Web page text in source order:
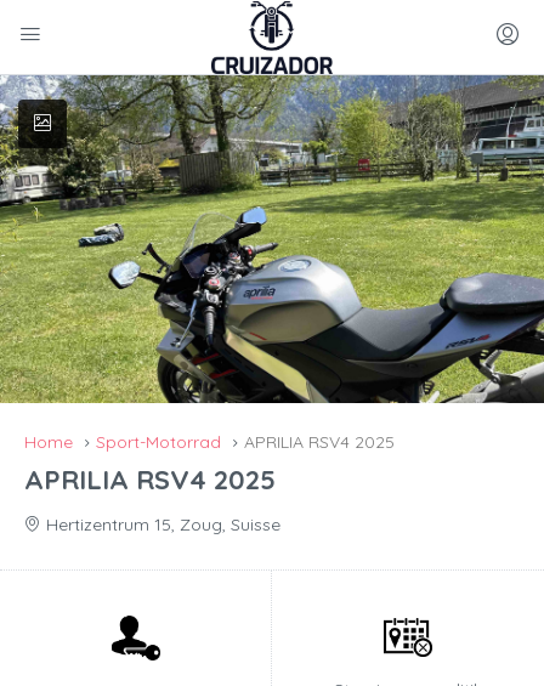
Home Sport-Motorrad APRILIA RSV4 2025
APRILIA RSV4 2025
Hertizentrum 15, Zoug, Suisse